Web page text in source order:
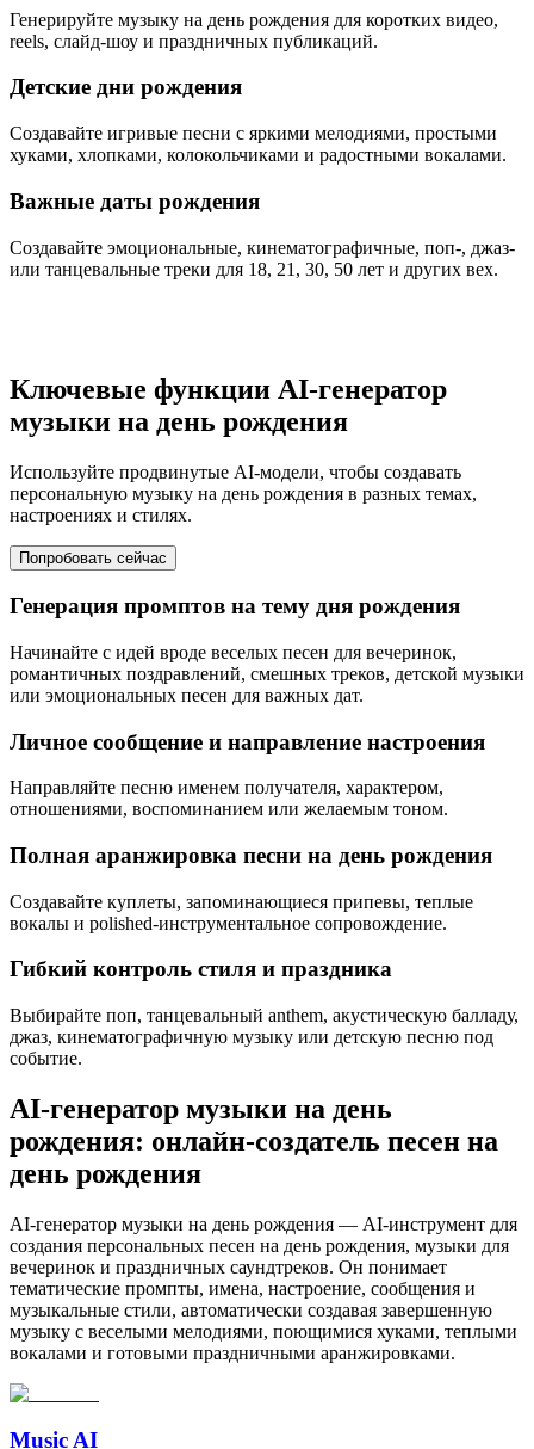
Генерируйте музыку на день рождения для коротких видео,
reels, слайд-шоу и праздничных публикаций.
Детские дни рождения
Создавайте игривые песни с яркими мелодиями, простыми
хуками, хлопками, колокольчиками и радостными вокалами.
Важные даты рождения
Создавайте эмоциональные, кинематографичные, поп-, джаз-
или танцевальные треки для 18, 21, 30, 50 лет и других вех.
Ключевые функции AI-генератор
музыки на день рождения
Используйте продвинутые AI-модели, чтобы создавать
персональную музыку на день рождения в разных темах,
настроениях и стилях.
Попробовать сейчас
Генерация промптов на тему дня рождения
Начинайте с идей вроде веселых песен для вечеринок,
романтичных поздравлений, смешных треков, детской музыки
или эмоциональных песен для важных дат.
Личное сообщение и направление настроения
Направляйте песню именем получателя, характером,
отношениями, воспоминанием или желаемым тоном.
Полная аранжировка песни на день рождения
Создавайте куплеты, запоминающиеся припевы, теплые
вокалы и polished-инструментальное сопровождение.
Гибкий контроль стиля и праздника
Выбирайте поп, танцевальный anthem, акустическую балладу,
джаз, кинематографичную музыку или детскую песню под
событие.
AI-генератор музыки на день
рождения: онлайн-создатель песен на
день рождения
AI-генератор музыки на день рождения — AI-инструмент для
создания персональных песен на день рождения, музыки для
вечеринок и праздничных саундтреков. Он понимает
тематические промпты, имена, настроение, сообщения и
музыкальные стили, автоматически создавая завершенную
музыку с веселыми мелодиями, поющимися хуками, теплыми
вокалами и готовыми праздничными аранжировками.
Music AI